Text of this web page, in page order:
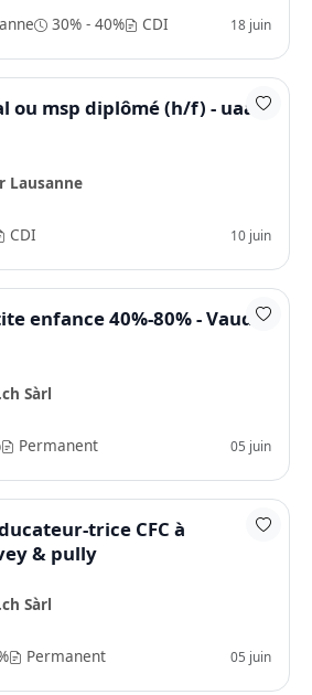
30% - 40% CDI 18 juin
ou msp diplômé (h/f) - uaa -
Lausanne
CDI 10 juin
enfance 40%-80% - Vaud /
Sàrl
Permanent 05 juin
trice CFC à
& pully
Sàrl
Permanent 05 juin